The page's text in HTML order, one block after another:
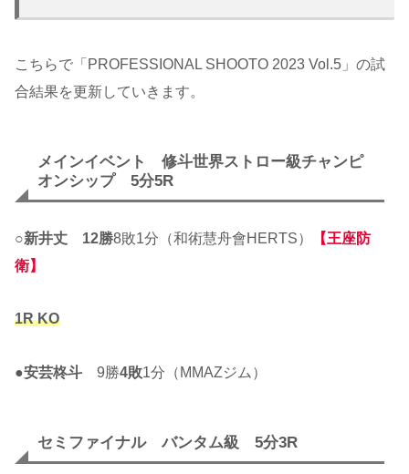
こちらで「PROFESSIONAL SHOOTO 2023 Vol.5」の試
合結果を更新していきます。
メインイベント 修斗世界ストロー級チャンピ
オンシップ 5分5R
○新井丈 12勝8敗1分（和術慧舟會HERTS）
【王座防
衛】
1R KO
●安芸柊斗 9勝4敗1分（MMAZジム）
セミファイナル バンタム級 5分3R